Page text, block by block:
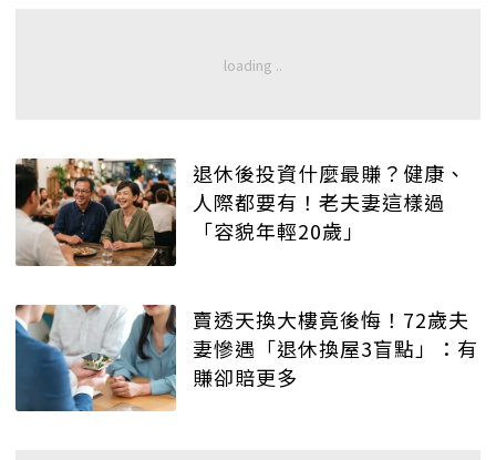
退休後投資什麼最賺？健康、
人際都要有！老夫妻這樣過
「容貌年輕20歲」
賣透天換大樓竟後悔！72歲夫
妻慘遇「退休換屋3盲點」：有
賺卻賠更多